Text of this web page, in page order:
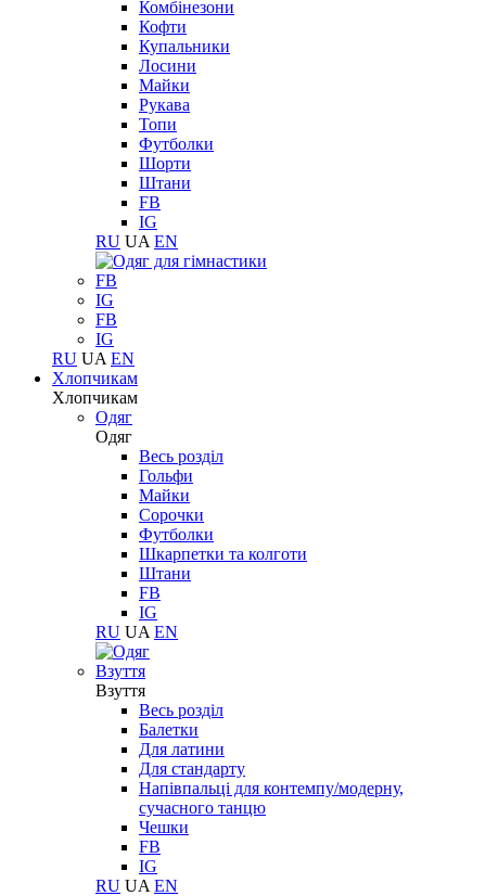
Комбінезони
Кофти
Купальники
Лосини
Майки
Рукава
Топи
Футболки
Шорти
Штани
FB
IG
RU UA EN
FB
IG
FB
IG
RU UA EN
Хлопчикам
Хлопчикам
Одяг
Одяг
Весь розділ
Гольфи
Майки
Сорочки
Футболки
Шкарпетки та колготи
Штани
FB
IG
RU UA EN
Взуття
Взуття
Весь розділ
Балетки
Для латини
Для стандарту
Напівпальці для контемпу/модерну,
сучасного танцю
Чешки
FB
IG
RU UA EN